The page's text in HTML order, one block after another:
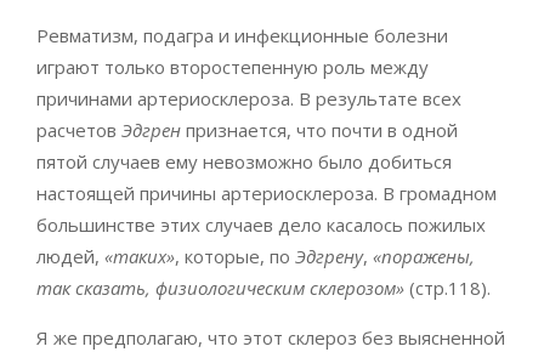
Ревматизм, подагра и инфекционные болезни
играют только второстепенную роль между
причинами артериосклероза. В результате всех
расчетов Эдгрен признается, что почти в одной
пятой случаев ему невозможно было добиться
настоящей причины артериосклероза. В громадном
большинстве этих случаев дело касалось пожилых
людей, «таких», которые, по Эдгрену, «поражены,
так сказать, физиологическим склерозом» (стр.118).
Я же предполагаю, что этот склероз без выясненной